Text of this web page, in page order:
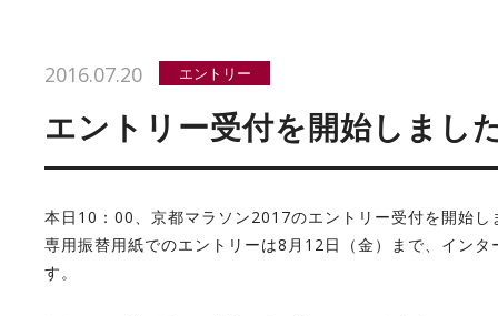
2016.07.20 エントリー
エントリー受付を開始しまし
本日10：00、京都マラソン2017のエントリー受付を開始し
専用振替用紙でのエントリーは8月12日（金）まで、イン
す。